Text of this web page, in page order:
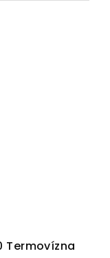
Termovízna